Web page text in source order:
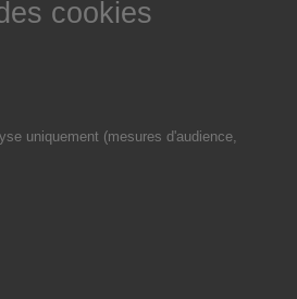
cookies
uniquement (mesures d'audience,